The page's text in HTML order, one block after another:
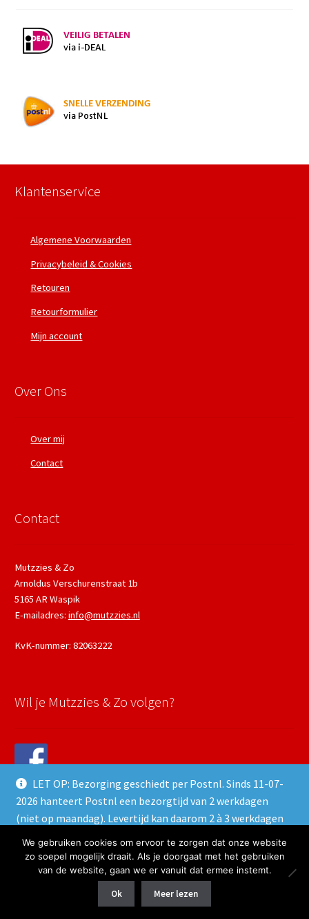
LET OP: Bezorging geschiedt per Postnl. Sinds 11-07-
2026 hanteert Postnl een bezorgtijd van 2 werkdagen
(niet op maandag). Levertijd kan daarom 2 à 3 werkdagen
duren.
Negeren
Klantenservice
Algemene Voorwaarden
Privacybeleid & Cookies
Retouren
Retourformulier
Mijn account
Over Ons
Over mij
Contact
Contact
Mutzzies & Zo
Arnoldus Verschurenstraat 1b
5165 AR Waspik
E-mailadres: info@mutzzies.nl
KvK-nummer: 82063222
Wil je Mutzzies & Zo volgen?
© 2026 Mutzzies & Zo - Powered and maintained bywinkeltjes.net
We gebruiken cookies om ervoor te zorgen dat onze website
zo soepel mogelijk draait. Als je doorgaat met het gebruiken
van de website, gaan we er vanuit dat ermee instemt.
Ok Meer lezen